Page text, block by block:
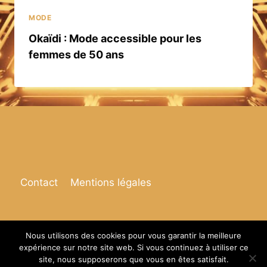
MODE
Okaïdi : Mode accessible pour les
femmes de 50 ans
Contact Mentions légales
© 2026 Espace de vie
Nous utilisons des cookies pour vous garantir la meilleure
expérience sur notre site web. Si vous continuez à utiliser ce
site, nous supposerons que vous en êtes satisfait.